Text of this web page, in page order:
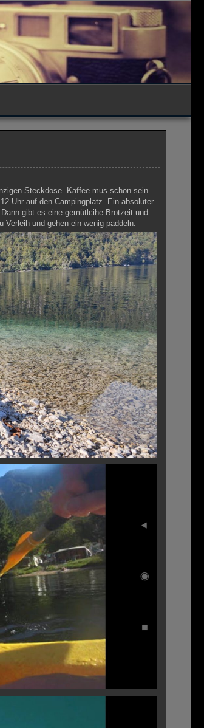
Steckdose. Kaffee mus schon sein
Uhr auf den Campingplatz. Ein absoluter
gibt es eine gemütlcihe Brotzeit und
und gehen ein wenig paddeln.